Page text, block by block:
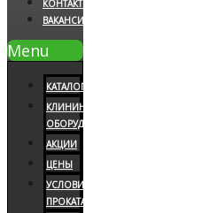
КОНТАКТЫ
ВАКАНСИИ
Menu
КАТАЛОГ
КЛИНИНГОВОЕ
ОБОРУДОВАНИЕ
АКЦИИ
ЦЕНЫ
УСЛОВИЯ
ПРОКАТА